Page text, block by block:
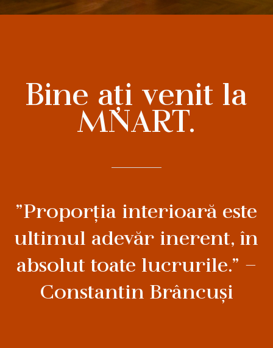
Bine ați venit la
MNART.
”Proporţia interioară este
ultimul adevăr inerent, în
absolut toate lucrurile.” –
Constantin Brâncuși